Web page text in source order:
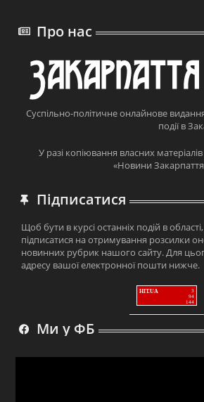
Про нас
Суспільно-політичне онлайнове
події в
У разі копіювання власних
«Новини Закарпаття
Підписатися
Щоб бути в курсі останніх подій в
підписатися на отримування розсилки
новинних рубрик нашого сайту. Для
адресу вашої електронної пошти нижче.
HIT.UA
3
94
144
Ми у ФБ